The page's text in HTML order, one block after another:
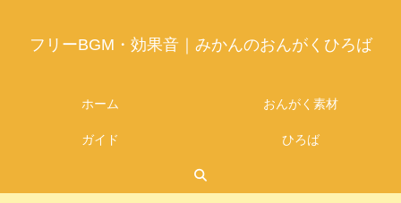
フリーBGM・効果音｜みかんのおんがくひろば
ホーム おんがく素材
ガイド ひろば